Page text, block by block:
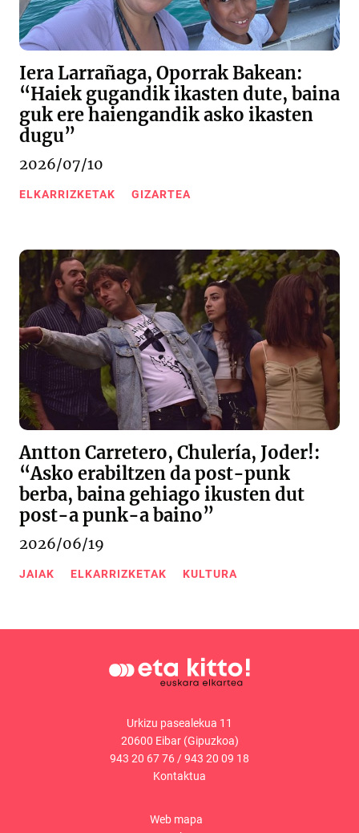
Iera Larrañaga, Oporrak Bakean:
“Haiek gugandik ikasten dute, baina
guk ere haiengandik asko ikasten
dugu”
2026/07/10
ELKARRIZKETAK GIZARTEA
Antton Carretero, Chulería, Joder!:
“Asko erabiltzen da post-punk
berba, baina gehiago ikusten dut
post-a punk-a baino”
2026/06/19
JAIAK ELKARRIZKETAK KULTURA
Urkizu pasealekua 11
20600 Eibar (Gipuzkoa)
943 20 67 76/943 20 09 18
Kontaktua
Web mapa